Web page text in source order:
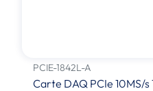
PCIE-1842L-A
Carte DAQ PCIe 10MS/